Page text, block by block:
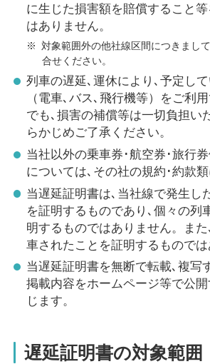
に生じた損害額を賠償すること
はありません。
※ 対象範囲外の他社線区間につきまし
合せください。
列車の遅延､運休により､予定し
（電車､バス､飛行機等）をご利
でも､損害の補償等は一切負担い
らかじめご了承ください。
当社以外の乗車券･航空券･旅行
については､その社の規約･約款類
当遅延証明書は､当社線で発生し
を証明するものであり､個々の列
明するものではありません。ま
車されたことを証明するものでは
当遅延証明書を無断で転載､複写
掲載内容をホームページ等で公
じます。
遅延証明書の対象範囲